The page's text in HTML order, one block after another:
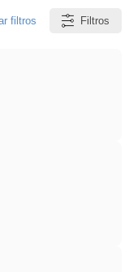
filtros Filtros